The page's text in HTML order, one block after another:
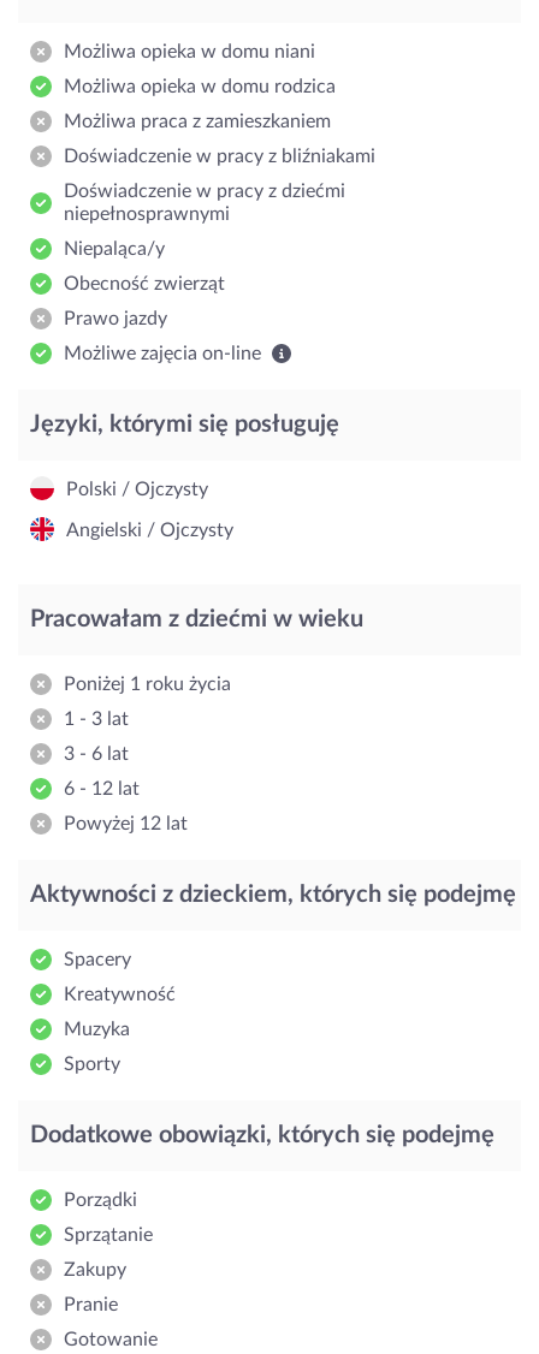
Możliwa opieka w domu niani
Możliwa opieka w domu rodzica
Możliwa praca z zamieszkaniem
Doświadczenie w pracy z bliźniakami
Doświadczenie w pracy z dziećmi
niepełnosprawnymi
Niepaląca/y
Obecność zwierząt
Prawo jazdy
Możliwe zajęcia on-line
Języki, którymi się posługuję
Polski / Ojczysty
Angielski / Ojczysty
Pracowałam z dziećmi w wieku
Poniżej 1 roku życia
1 - 3 lat
3 - 6 lat
6 - 12 lat
Powyżej 12 lat
Aktywności z dzieckiem, których się podejmę
Spacery
Kreatywność
Muzyka
Sporty
Dodatkowe obowiązki, których się podejmę
Porządki
Sprzątanie
Zakupy
Pranie
Gotowanie